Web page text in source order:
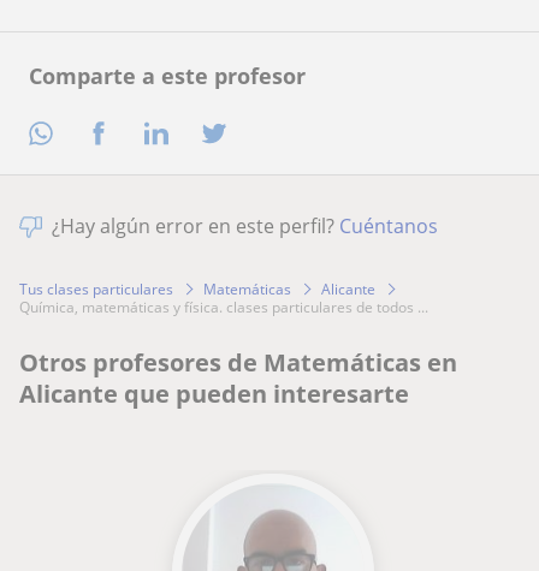
Comparte a este profesor
¿Hay algún error en este perfil? Cuéntanos
Tus clases particulares Matemáticas
Alicante
química, matemáticas y física. clases particulares de todos ...
Otros profesores de Matemáticas en
Alicante que pueden interesarte